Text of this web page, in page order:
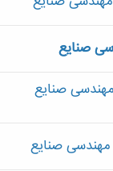
صنایع
صنایع
مهندسی صنایع